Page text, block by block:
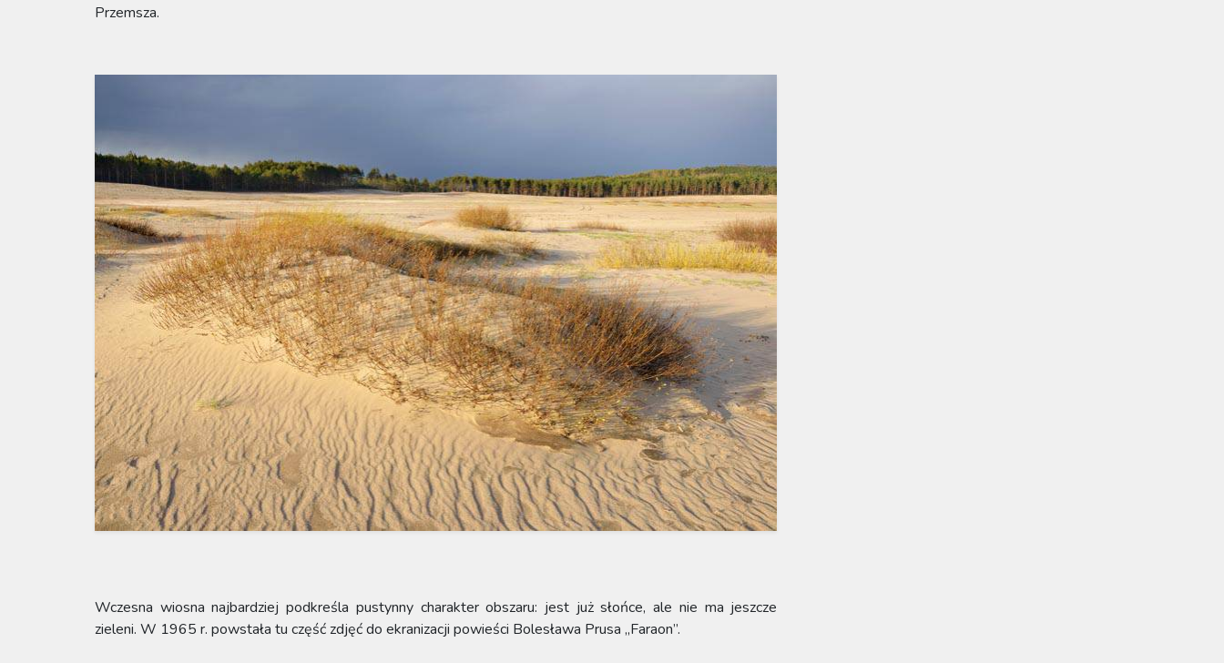
Przemsza.
Wczesna wiosna najbardziej podkreśla pustynny charakter obszaru: jest już słońce, ale nie ma jeszcze
zieleni. W 1965 r. powstała tu część zdjęć do ekranizacji powieści Bolesława Prusa „Faraon”.